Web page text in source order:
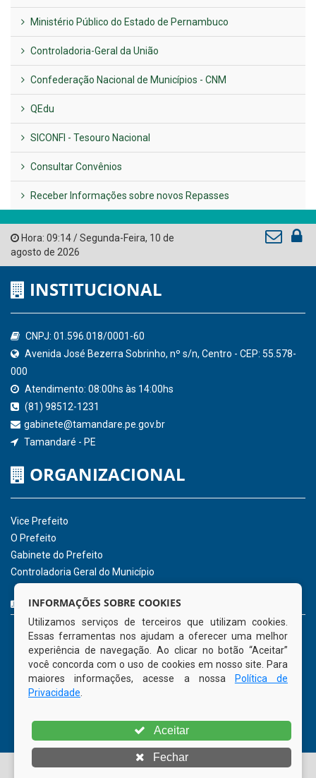
Ministério Público do Estado de Pernambuco
Controladoria-Geral da União
Confederação Nacional de Municípios - CNM
QEdu
SICONFI - Tesouro Nacional
Consultar Convênios
Receber Informações sobre novos Repasses
Hora: 09:14/Segunda-Feira, 10 de
agosto de 2026
INSTITUCIONAL
CNPJ: 01.596.018/0001-60
Avenida José Bezerra Sobrinho, nº s/n, Centro - CEP: 55.578-
000
Atendimento: 08:00hs às 14:00hs
(81) 98512-1231
gabinete@tamandare.pe.gov.br
Tamandaré - PE
ORGANIZACIONAL
Vice Prefeito
O Prefeito
Gabinete do Prefeito
Controladoria Geral do Município
CURTA NOSSA FAN PAGE
© Copyright 2026 Prefeitura Municipal de Tamandaré | Todos
INFORMAÇÕES SOBRE COOKIES
Utilizamos serviços de terceiros que utilizam cookies.
Essas ferramentas nos ajudam a oferecer uma melhor
experiência de navegação. Ao clicar no botão “Aceitar”
você concorda com o uso de cookies em nosso site. Para
maiores informações, acesse a nossa
Política de
Privacidade
Aceitar
Fechar